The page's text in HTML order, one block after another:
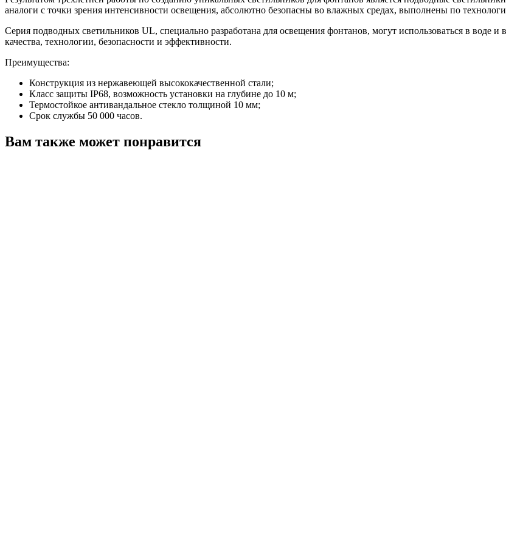
аналоги с точки зрения интенсивности освещения, абсолютно безопасны во влажных средах, выполнены по
Серия подводных светильников UL, специально разработана для освещения фонтанов, могут использоваться в воде
качества, технологии, безопасности и эффективности.
Преимущества:
Конструкция из нержавеющей высококачественной стали;
Класс защиты IP68, возможность установки на глубине до 10 м;
Термостойкое антивандальное стекло толщиной 10 мм;
Срок службы 50 000 часов.
Вам также может понравится